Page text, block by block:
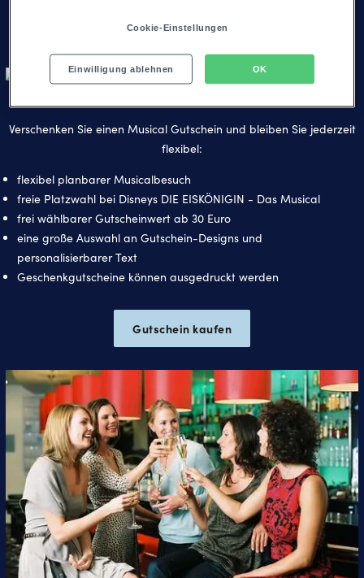
Verschenken Sie einen Musical Gutschein und bleiben Sie jederzeit
flexibel:
flexibel planbarer Musicalbesuch
freie Platzwahl bei Disneys DIE EISKÖNIGIN - Das Musical
frei wählbarer Gutscheinwert ab 30 Euro
eine große Auswahl an Gutschein-Designs und
personalisierbarer Text
Geschenkgutscheine können ausgedruckt werden
Gutschein kaufen
Cookie-Einstellungen
Einwilligung ablehnen OK